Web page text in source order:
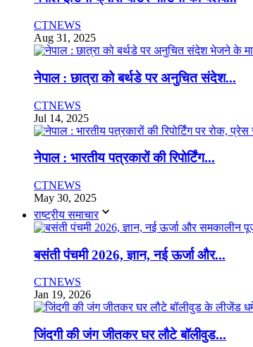
CTNEWS
Aug 31, 2025
नेपाल : छात्रा को बर्थडे पर अनुचित संदेश...
CTNEWS
Jul 14, 2025
नेपाल : भारतीय पत्रकारों की रिपोर्टिंग...
CTNEWS
May 30, 2025
राष्ट्रीय समाचार
बसंती पंचमी 2026, ज्ञान, नई ऊर्जा और...
CTNEWS
Jan 19, 2026
जिंदगी की जंग जीतकर घर लौटे बॉलीवुड...